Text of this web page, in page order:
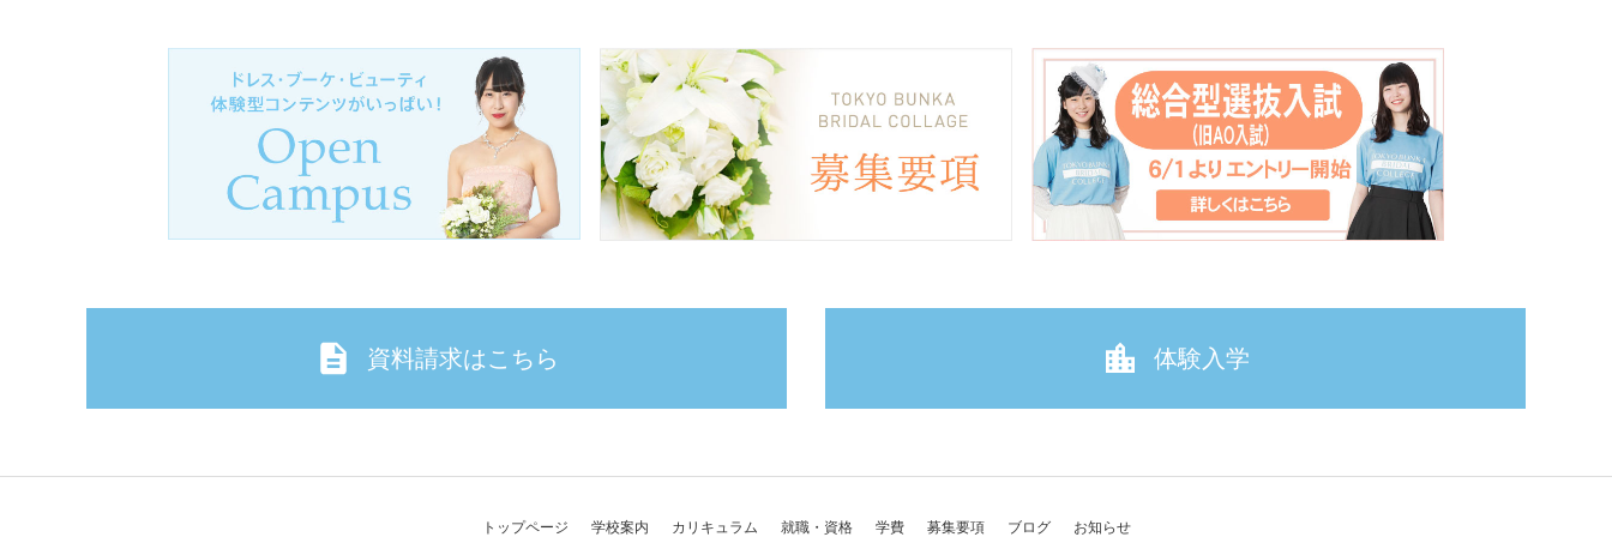
資料請求はこちら 体験入学
トップページ 学校案内 カリキュラム 就職・資格 学費 募集要項 ブログ お知らせ